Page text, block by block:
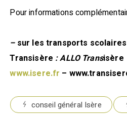
Pour informations
– sur les transports
Transisère : ALLO Transisère
www.isere.fr –
conseil général Isère